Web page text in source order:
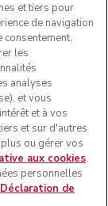
et tiers pour
de navigation
les
analyses
et vous
et à vos
et sur d'autres
ou gérer vos
aux cookies.
personnelles
Déclaration de